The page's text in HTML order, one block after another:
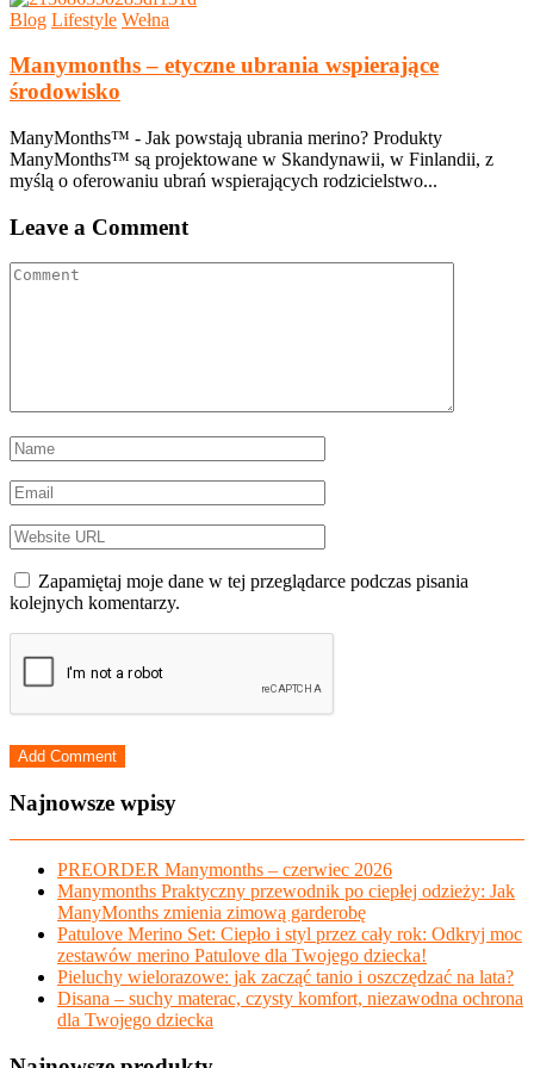
Blog Lifestyle Wełna
Manymonths – etyczne ubrania wspierające
środowisko
ManyMonths™ - Jak powstają ubrania merino? Produkty
ManyMonths™ są projektowane w Skandynawii, w Finlandii, z
myślą o oferowaniu ubrań wspierających rodzicielstwo...
Leave a Comment
Zapamiętaj moje dane w tej przeglądarce podczas pisania
kolejnych komentarzy.
Najnowsze wpisy
PREORDER Manymonths – czerwiec 2026
Manymonths Praktyczny przewodnik po ciepłej odzieży: Jak
ManyMonths zmienia zimową garderobę
Patulove Merino Set: Ciepło i styl przez cały rok: Odkryj moc
zestawów merino Patulove dla Twojego dziecka!
Pieluchy wielorazowe: jak zacząć tanio i oszczędzać na lata?
Disana – suchy materac, czysty komfort, niezawodna ochrona
dla Twojego dziecka